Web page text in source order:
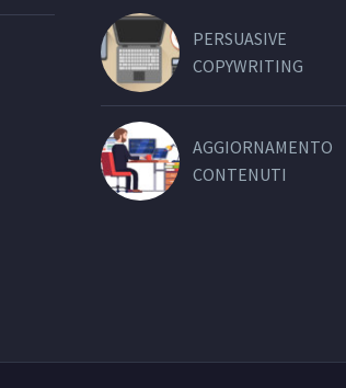
PERSUASIVE
COPYWRITING
AGGIORNAMENTO
CONTENUTI